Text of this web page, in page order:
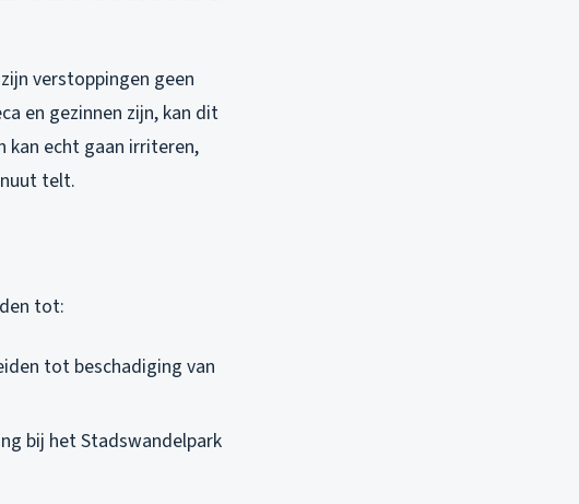
verstoppingen geen
en gezinnen zijn, kan dit
kan echt gaan irriteren,
telt.
tot:
tot beschadiging van
bij het Stadswandelpark